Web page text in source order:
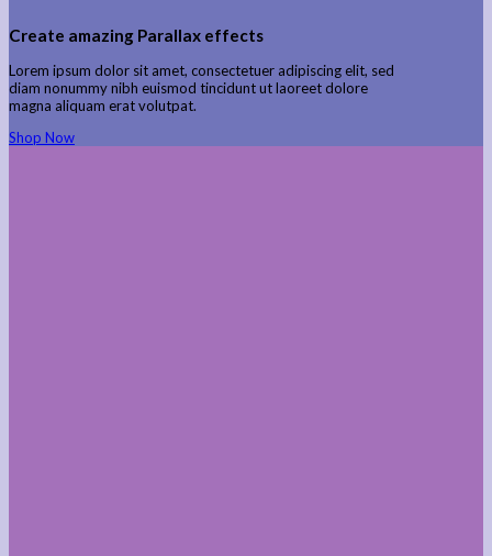
Create amazing Parallax effects
Lorem ipsum dolor sit amet, consectetuer adipiscing elit, sed
diam nonummy nibh euismod tincidunt ut laoreet dolore
magna aliquam erat volutpat.
Shop Now